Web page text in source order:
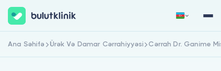
Qeydiyyat Daxil Ol
Ana Səhifə Ürək Və Damar Cərrahiyyəsi Cərrah Dr. Ganime